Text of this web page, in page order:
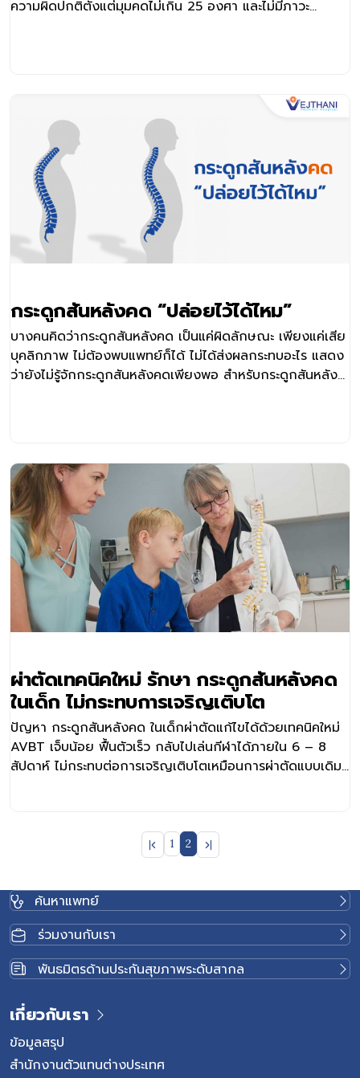
ความผิดปกติตั้งแต่มุมคดไม่เกิน 25 องศา และไม่มีภาวะ
กระดูกสันหลังคด “ปล่อยไว้ได้ไหม”
บางคนคิดว่ากระดูกสันหลังคด เป็นแค่ผิดลักษณะ เพียงแค่เสีย
บุคลิกภาพ ไม่ต้องพบแพทย์ก็ได้ ไม่ได้ส่งผลกระทบอะไร แสดง
ว่ายังไม่รู้จักกระดูกสันหลังคดเพียงพอ สำหรับกระดูกสันหลัง
ผ่าตัดเทคนิคใหม่ รักษา กระดูกสันหลังคด
ในเด็ก ไม่กระทบการเจริญเติบโต
ปัญหา กระดูกสันหลังคด ในเด็กผ่าตัดแก้ไขได้ด้วยเทคนิคใหม่
AVBT เจ็บน้อย ฟื้นตัวเร็ว กลับไปเล่นกีฬาได้ภายใน 6 – 8
สัปดาห์ ไม่กระทบต่อการเจริญเติบโตเหมือนการผ่าตัดแบบเดิม
1 2
ค้นหาแพทย์
ร่วมงานกับเรา
พันธมิตรด้านประกันสุขภาพระดับสากล
เกี่ยวกับเรา
ข้อมูลสรุป
สำนักงานตัวแทนต่างประเทศ